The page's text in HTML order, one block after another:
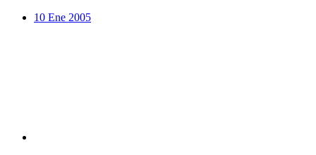
10 Ene 2005